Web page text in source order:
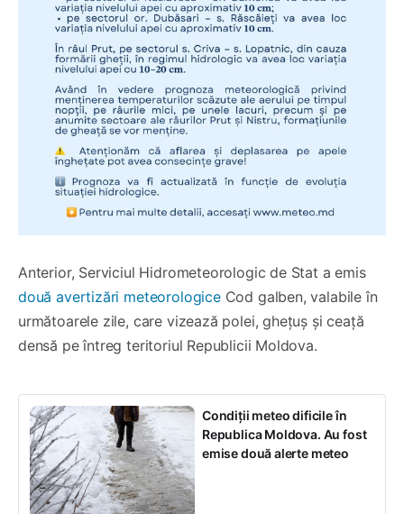
Anterior, Serviciul Hidrometeorologic de Stat a emis
două avertizări meteorologice Cod galben, valabile în
următoarele zile, care vizează polei, ghețuș și ceață
densă pe întreg teritoriul Republicii Moldova.
Condiții meteo dificile în
Republica Moldova. Au fost
emise două alerte meteo